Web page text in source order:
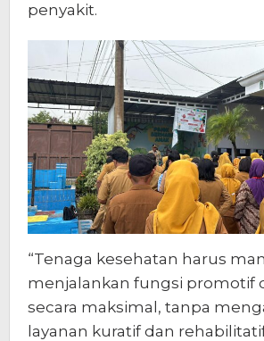
penyakit.
“Tenaga kesehatan harus
menjalankan fungsi promotif
secara maksimal, tanpa
layanan kuratif dan